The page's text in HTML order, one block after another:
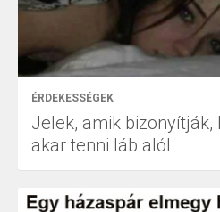
ÉRDEKESSÉGEK
Jelek, amik bizonyítják,
akar tenni láb alól